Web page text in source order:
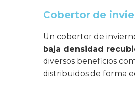
Cobertor de
Un cobertor de
baja densidad
diversos beneficios
distribuidos de forma